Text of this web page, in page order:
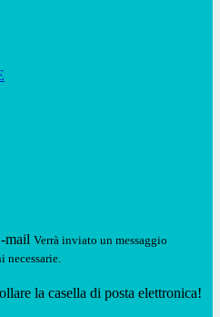
mail Verrà inviato un messaggio
la casella di posta elettronica!